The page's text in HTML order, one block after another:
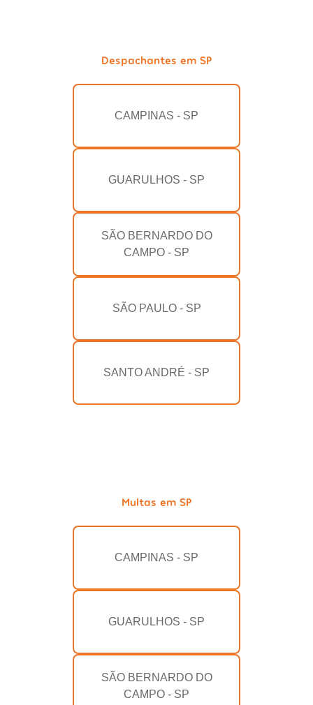
Despachantes em SP
CAMPINAS - SP
GUARULHOS - SP
SÃO BERNARDO DO
CAMPO - SP
SÃO PAULO - SP
SANTO ANDRÉ - SP
Multas em SP
CAMPINAS - SP
GUARULHOS - SP
SÃO BERNARDO DO
CAMPO - SP